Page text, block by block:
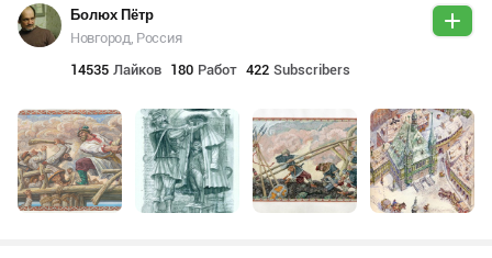
Болюх Пётр
Новгород, Россия
14535 Лайков 180 Работ 422 Subscribers